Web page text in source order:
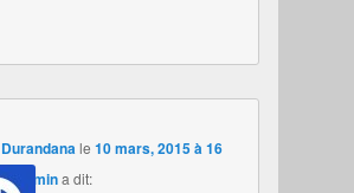
Durandana le10 mars, 2015 à 16
h 02 mina dit: